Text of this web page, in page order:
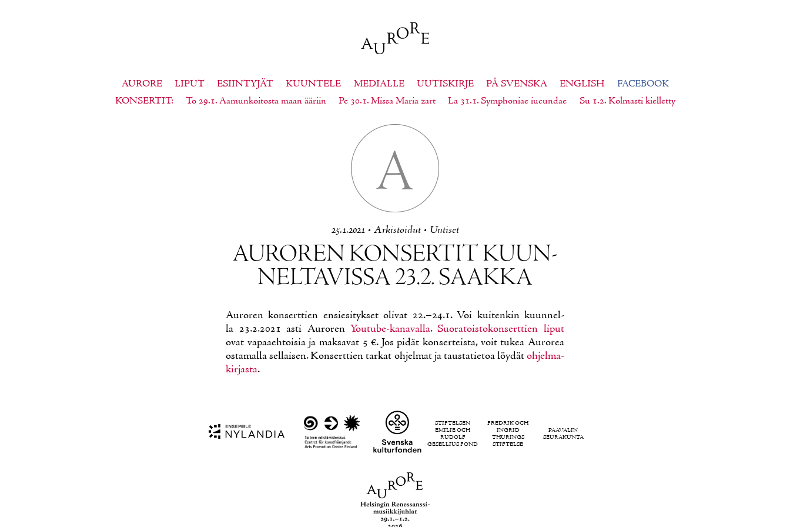
AURORE LIPUT ESIINTYJÄT KUUNTELE MEDIALLE UUTISKIRJE PÅ SVENSKA ENGLISH
FACEBOOK
KONSERTIT
To 29.1. Aamunkoitosta maan ääriin Pe 30.1. Missa Maria zart La 31.1. Symphoniae iucundae Su 1.2. Kolmasti kielletty
A
25.1.2021• Ar­kis­toi­dut• Uu­ti­set
AU­RO­REN KON­SER­TIT KUUN­
NEL­TA­VIS­SA 23.2. SAAK­KA
Au­ro­ren kon­sert­tien en­sie­si­tyk­set oli­vat 22.–24.1. Voi kui­ten­kin kuun­nel­
la 23.2.2021 as­ti Au­ro­ren You­tu­be-ka­na­val­la.Suo­ra­tois­to­kon­sert­tien li­put
ovat va­paa­eh­toi­sia ja mak­sa­vat 5 €. Jos pi­dät kon­ser­teis­ta, voit tu­kea Au­ro­rea
os­ta­mal­la sel­lai­sen. Kon­sert­tien tar­kat oh­jel­mat ja taus­ta­tie­toa löy­dätoh­jel­ma­
kir­jas­ta.
STIFTELSEN
EMILIE OCH
RUDOLF
GESELLIUS FOND
FREDRIK OCH
INGRID
THURINGS
STIFTELSE
PAAVALIN
SEURAKUNTA